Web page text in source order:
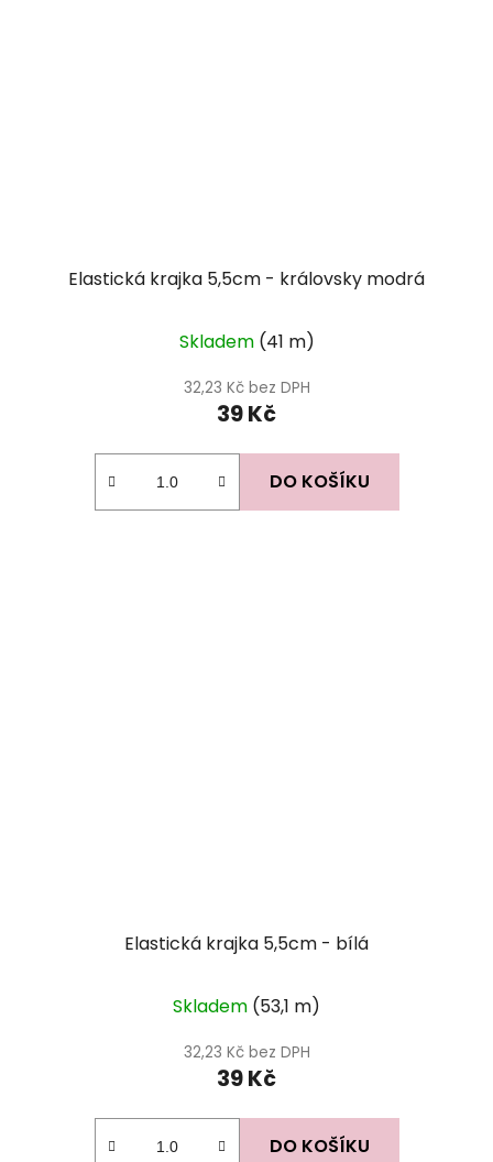
Elastická krajka 5,5cm - královsky modrá
Skladem (41 m)
32,23 Kč bez DPH
39 Kč
DO KOŠÍKU
Elastická krajka 5,5cm - bílá
Skladem (53,1 m)
32,23 Kč bez DPH
39 Kč
DO KOŠÍKU